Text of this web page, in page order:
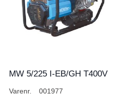
MW 5/225 I-EB/GH T400V
Varenr. 001977